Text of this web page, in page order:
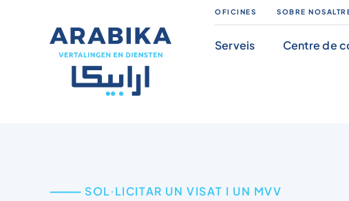
contingut
OFICINES SOBRE
Serveis Centre de
⸻ SOL·LICITAR UN VISAT I UN MVV